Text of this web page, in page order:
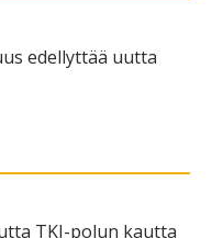
edellyttää uutta
TKI-polun kautta